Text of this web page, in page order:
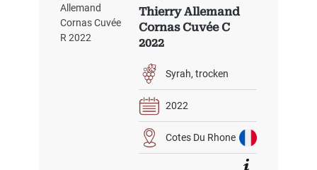
Thierry Allemand
Cornas Cuvée C
2022
Syrah trocken
2022
Cotes Du Rhone